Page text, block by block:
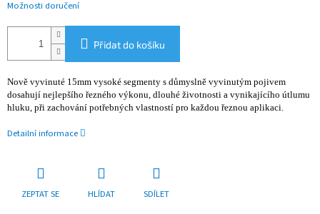
Možnosti doručení
Přidat do košíku
Nově vyvinuté 15mm vysoké segmenty s důmyslně vyvinutým pojivem
dosahují nejlepšího řezného výkonu, dlouhé životnosti a vynikajícího útlumu
hluku, při zachování potřebných vlastností pro každou řeznou aplikaci.
Detailní informace
ZEPTAT SE HLÍDAT SDÍLET